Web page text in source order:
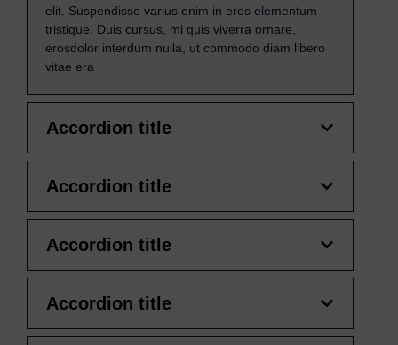
elit. Suspendisse varius enim in eros elementum
tristique. Duis cursus, mi quis viverra ornare,
erosdolor interdum nulla, ut commodo diam libero
vitae era
Accordion title
Accordion title
Accordion title
Accordion title